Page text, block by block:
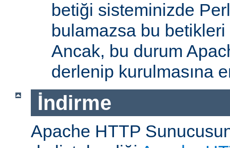
betiği sisteminizde Perl
bulamazsa bu betikleri
Ancak, bu durum
derlenip kurulmasına
İndirme
Apache HTTP